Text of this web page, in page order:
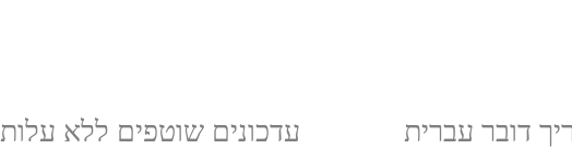
דובר עברית עדכונים שוטפים ללא עלות